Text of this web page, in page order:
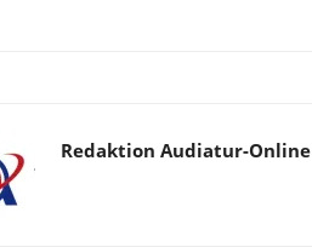
Redaktion Audiatur-Online